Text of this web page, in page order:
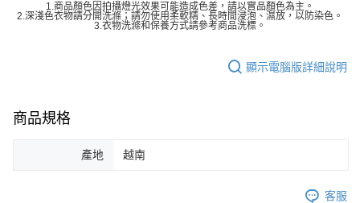
1.商品顏色因拍攝燈光效果可能造成色差，請以實品顏色為主。
2.深淺色衣物請分開洗滌；請勿使用柔軟精、長時間浸泡、濕放，以防染色。
3.衣物洗滌和保養方式請參考商品洗標。
顯示電腦版詳細說明
商品規格
產地 越南
客服